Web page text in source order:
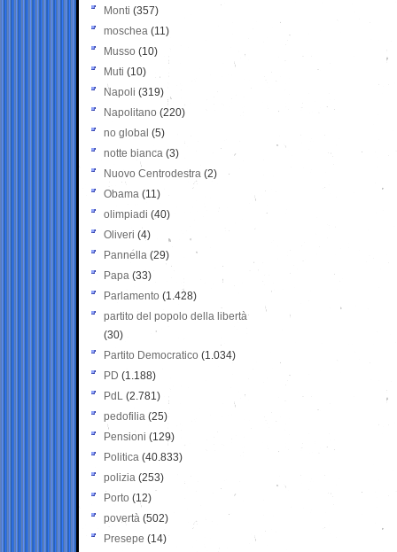
Monti (357)
moschea (11)
Musso (10)
Muti (10)
Napoli (319)
Napolitano (220)
no global (5)
notte bianca (3)
Nuovo Centrodestra (2)
Obama (11)
olimpiadi (40)
Oliveri (4)
Pannella (29)
Papa (33)
Parlamento (1.428)
partito del popolo della libertà
(30)
Partito Democratico (1.034)
PD (1.188)
PdL (2.781)
pedofilia (25)
Pensioni (129)
Politica (40.833)
polizia (253)
Porto (12)
povertà (502)
Presepe (14)